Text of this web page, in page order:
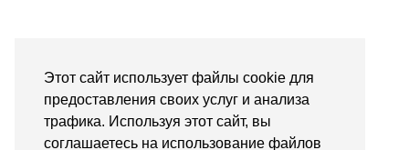
Этот сайт использует файлы cookie для
предоставления своих услуг и анализа
трафика. Используя этот сайт, вы
соглашаетесь на использование файлов